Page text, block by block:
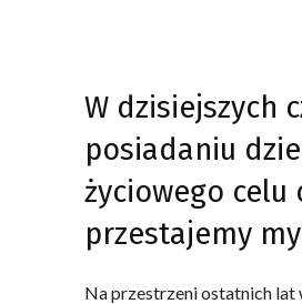
W dzisiejszych
posiadaniu
życiowego celu
przestajemy
Na przestrzeni ostatnich lat